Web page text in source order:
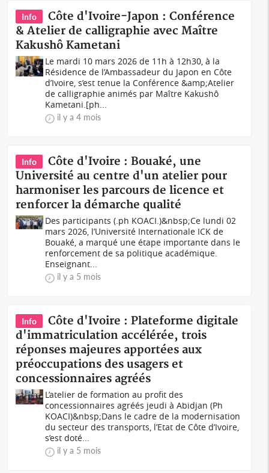
Info
Côte d'Ivoire-Japon : Conférence
& Atelier de calligraphie avec Maître
Kakushô Kametani
Le mardi 10 mars 2026 de 11h à 12h30, à la
Résidence de l’Ambassadeur du Japon en Côte
d’Ivoire, s’est tenue la Conférence &amp;Atelier
de calligraphie animés par Maître Kakushô
Kametani.[ph...
il y a 4 mois
Info
Côte d'Ivoire : Bouaké, une
Université au centre d'un atelier pour
harmoniser les parcours de licence et
renforcer la démarche qualité
Des participants (.ph KOACI.)&nbsp;Ce lundi 02
mars 2026, l’Université Internationale ICK de
Bouaké, a marqué une étape importante dans le
renforcement de sa politique académique.
Enseignant...
il y a 5 mois
Info
Côte d'Ivoire : Plateforme digitale
d'immatriculation accélérée, trois
réponses majeures apportées aux
préoccupations des usagers et
concessionnaires agréés
L’atelier de formation au profit des
concessionnaires agréés jeudi à Abidjan (Ph
KOACI)&nbsp;Dans le cadre de la modernisation
du secteur des transports, l’Etat de Côte d’Ivoire,
s’est doté...
il y a 5 mois